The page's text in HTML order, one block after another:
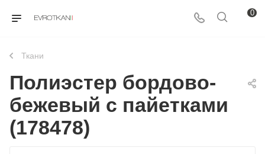
0
Ткани
Полиэстер бордово-
бежевый с пайетками
(178478)